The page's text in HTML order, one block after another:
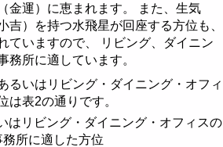
に恵まれます。 また、生気
吉）を持つ水飛星が回座する方位も、
、 リビング、ダイニン
務所に適しています。
るいはリビング・ダイニング・オフィ
は表2の通りです。
はリビング・ダイニング・オフィスの
務所に適した方位